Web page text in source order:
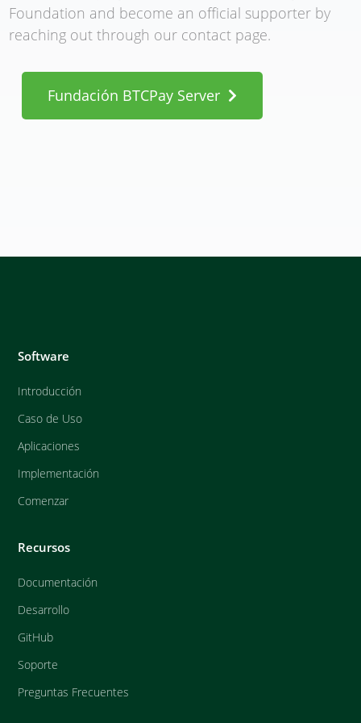
Foundation and become an official supporter by
reaching out through our contact page.
Fundación BTCPay Server
Software
Introducción
Caso de Uso
Aplicaciones
Implementación
Comenzar
Recursos
Documentación
Desarrollo
GitHub
Soporte
Preguntas Frecuentes